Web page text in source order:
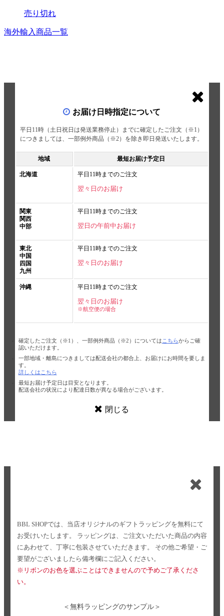
売り切れ
海外輸入商品一覧
お届け日時指定について
平日11時（土日祝日は発送業務停止）までに確定したご注文（※1）
につきましては、一部例外商品（※2）を除き即日発送いたします。
地域 最短お届け予定日
北海道 平日11時までのご注文
翌々日のお届け
関東
関西
中部
平日11時までのご注文
翌日の午前中お届け
東北
中国
四国
九州
平日11時までのご注文
翌々日のお届け
沖縄 平日11時までのご注文
翌々日のお届け
※航空便の場合
確定したご注文（※1）、一部例外商品（※2）については こちらからご確
認いただけます。
一部地域・離島につきましては配送会社の都合上、お届けにお時間を要しま
す。
詳しくはこちら
最短お届け予定日は目安となります。
配送会社の状況により配達日数が異なる場合がございます。
閉じる
BBL SHOPでは、当店オリジナルのギフトラッピングを無料にて
お受けいたします。
ラッピングは、ご注文いただいた商品の内容
にあわせて、丁寧に包装させていただきます。
その他ご希望・ご
要望がございましたら備考欄にご記入ください。
※リボンのお色を選ぶことはできませんので予めご了承くださ
い。
＜無料ラッピングのサンプル＞